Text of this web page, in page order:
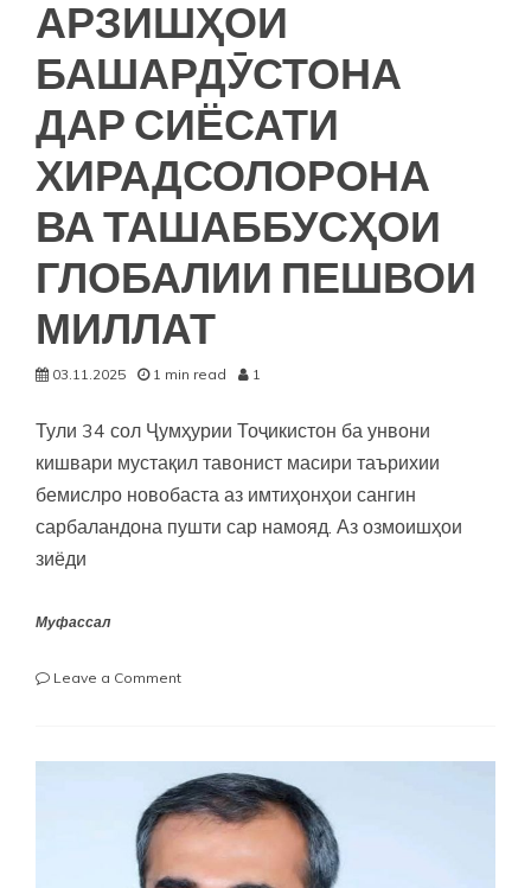
АРЗИШҲОИ
БАШАРДӮСТОНА
ДАР СИЁСАТИ
ХИРАДСОЛОРОНА
ВА ТАШАББУСҲОИ
ГЛОБАЛИИ ПЕШВОИ
МИЛЛАТ
03.11.2025 1 min read 1
Тули 34 сол Ҷумҳурии Тоҷикистон ба унвони
кишвари мустақил тавонист масири таърихии
бемислро новобаста аз имтиҳонҳои сангин
сарбаландона пушти сар намояд. Аз озмоишҳои
зиёди
Муфассал
Leave a Commenton
СИЁСАТИ
ХИРАДСОЛОРОНА
ВА
ТАШАББУСҲОИ